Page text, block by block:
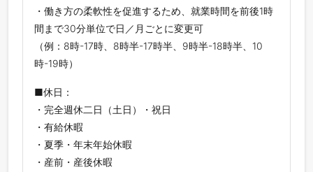
・働き方の柔軟性を促進するため、就業時間を前後1時
間まで30分単位で日／月ごとに変更可
（例：8時-17時、8時半-17時半、9時半-18時半、10
時-19時）
■休日：
・完全週休二日（土日）・祝日
・有給休暇
・夏季・年末年始休暇
・産前・産後休暇